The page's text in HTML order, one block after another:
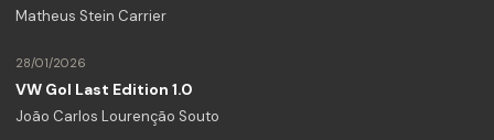
Matheus Stein Carrier
28/01/2026
VW Gol Last Edition 1.0
João Carlos Lourenção Souto